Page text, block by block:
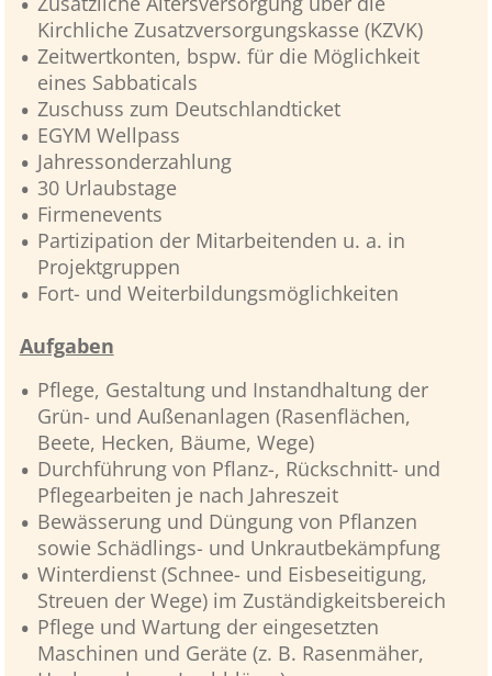
Kirchliche Zusatzversorgungskasse (KZVK)
Zeitwertkonten, bspw. für die Möglichkeit
eines Sabbaticals
Zuschuss zum Deutschlandticket
EGYM Wellpass
Jahressonderzahlung
30 Urlaubstage
Firmenevents
Partizipation der Mitarbeitenden u. a. in
Projektgruppen
Fort- und Weiterbildungsmöglichkeiten
Aufgaben
Pflege, Gestaltung und Instandhaltung der
Grün- und Außenanlagen (Rasenflächen,
Beete, Hecken, Bäume, Wege)
Durchführung von Pflanz-, Rückschnitt- und
Pflegearbeiten je nach Jahreszeit
Bewässerung und Düngung von Pflanzen
sowie Schädlings- und Unkrautbekämpfung
Winterdienst (Schnee- und Eisbeseitigung,
Streuen der Wege) im Zuständigkeitsbereich
Pflege und Wartung der eingesetzten
Maschinen und Geräte (z. B. Rasenmäher,